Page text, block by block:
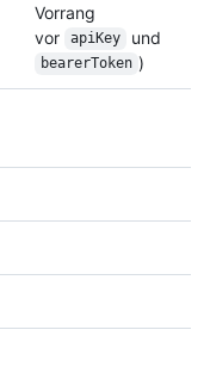
Vorrang
vor
apiKey und
bearerToken )